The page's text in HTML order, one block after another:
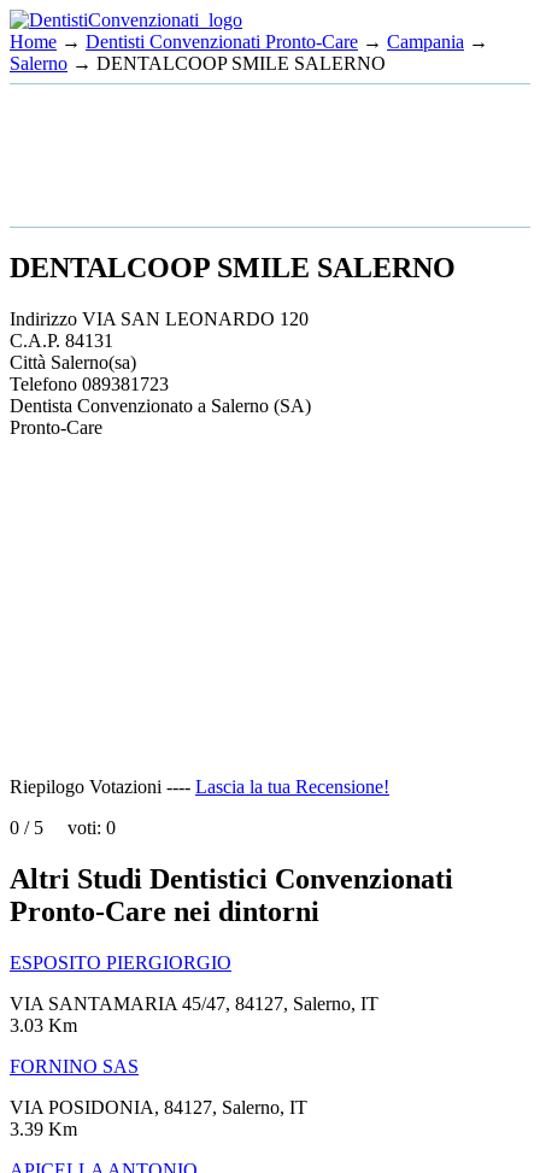
Home → Dentisti Convenzionati Pronto-Care → Campania →
Salerno → DENTALCOOP SMILE SALERNO
DENTALCOOP SMILE SALERNO
Indirizzo VIA SAN LEONARDO 120
C.A.P. 84131
Città Salerno(sa)
Telefono 089381723
Dentista Convenzionato a Salerno (SA)
Pronto-Care
Riepilogo Votazioni ---- Lascia la tua Recensione!
0 / 5 voti: 0
Altri Studi Dentistici Convenzionati
Pronto-Care nei dintorni
ESPOSITO PIERGIORGIO
VIA SANTAMARIA 45/47, 84127, Salerno, IT
3.03 Km
FORNINO SAS
VIA POSIDONIA, 84127, Salerno, IT
3.39 Km